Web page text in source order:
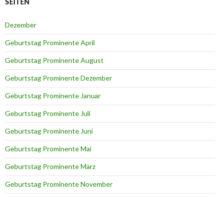
SEITEN
Dezember
Geburtstag Prominente April
Geburtstag Prominente August
Geburtstag Prominente Dezember
Geburtstag Prominente Januar
Geburtstag Prominente Juli
Geburtstag Prominente Juni
Geburtstag Prominente Mai
Geburtstag Prominente März
Geburtstag Prominente November